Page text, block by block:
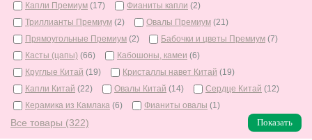
Проволока
Инструменты и материалы
Эпоксидная смола
Шнуры, ленты, нитки
По темам и сезонам
Капли Премиум (17) Фианиты капли (2)
Триллианты Премиум (2) Овалы Премиум (21)
Прямоугольные Премиум (2) Бабочки и цветы Премиум (7)
Касты (цапы) (66) Кабошоны, камеи (6)
Круглые Китай (19) Кристаллы навет Китай (19)
Капли Китай (22) Овалы Китай (14) Сердце Китай (12)
Керамика из Камлака (6) Фианиты овалы (1)
Все товары (322) Показать